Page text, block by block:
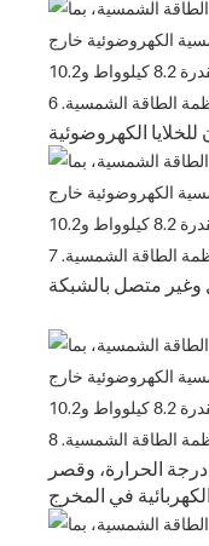
الكهروضوئية
متصل بالشبكة
درجة الحرارة، وقصر
الكهربائية في المخرج